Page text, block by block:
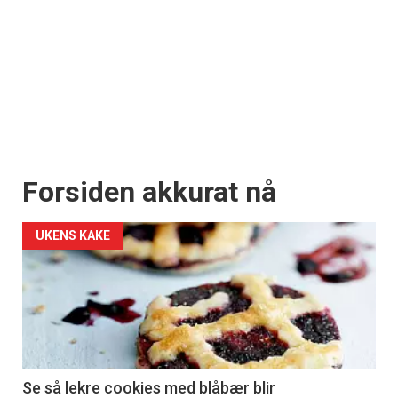
Forsiden akkurat nå
UKENS KAKE
Se så lekre cookies med blåbær blir